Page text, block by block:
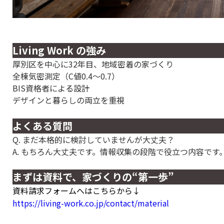
Living Work の強み
厚別区を中心に32年目、地域密着の家づくり
全棟気密測定（C値0.4〜0.7）
BIS資格者による設計
デザインと暮らしの両立を重視
よくある質問
Q. まだ本格的に検討していませんが大丈夫？
A. もちろん大丈夫です。情報収集の段階で役立つ内容です
まずは資料で、家づくりの“第一歩”
資料請求フォームへはこちらから↓
https://living-work.co.jp/contact/material